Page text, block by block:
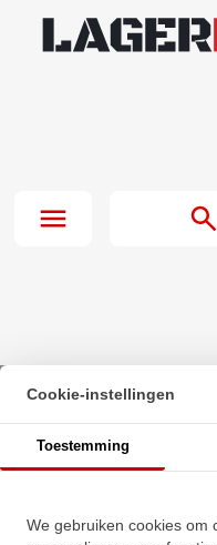
Beginpagina· INA
Cookie-instellingen
Toestemming
We gebruiken cookies om